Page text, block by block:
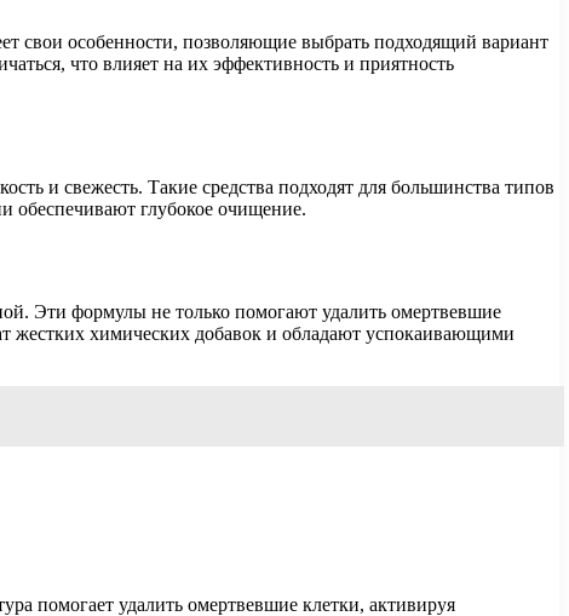
свои особенности, позволяющие выбрать подходящий вариант
что влияет на их эффективность и приятность
и свежесть. Такие средства подходят для большинства типов
обеспечивают глубокое очищение.
Эти формулы не только помогают удалить омертвевшие
жестких химических добавок и обладают успокаивающими
помогает удалить омертвевшие клетки, активируя